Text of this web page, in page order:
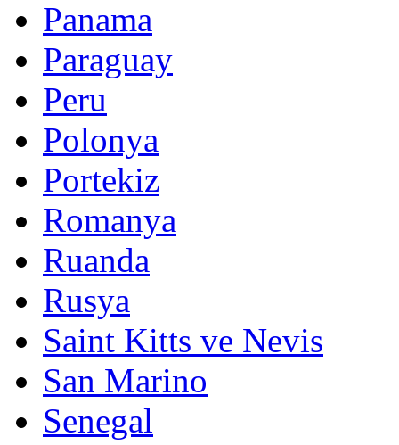
Panama
Paraguay
Peru
Polonya
Portekiz
Romanya
Ruanda
Rusya
Saint Kitts ve Nevis
San Marino
Senegal